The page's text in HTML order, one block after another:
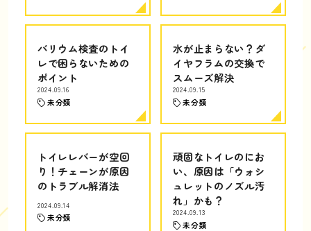
バリウム検査のトイ
レで困らないための
ポイント
2024.09.16
未分類
水が止まらない？ダ
イヤフラムの交換で
スムーズ解決
2024.09.15
未分類
トイレレバーが空回
り！チェーンが原因
のトラブル解消法
2024.09.14
未分類
頑固なトイレのにお
い、原因は「ウォシ
ュレットのノズル汚
れ」かも？
2024.09.13
未分類